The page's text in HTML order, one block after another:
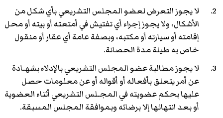
لا يجوز التعرض لعضو المجلس التشريعي بأي شكل من
الأشكال، ولا يجوز إجراء أي تفتيش في أمتعته أو بيته أو محل
إقامته أو سيارته أو مكتبه، وبصفة عامة أي عقار أو منقول
خاص به طيلة مدة الحصانة.
لا يجوز مطالبة عضو المجلس التشريعي بالإدلاء بشهـادة
عن أمر يتعلق بأفعاله أو أقواله أو عن معلومات حصل
عليها بحكم عضويته في المجـلس التشريعي أثناء العضوية
أو بعد انتهائها إلا برضائه وبموافقة المجلس المسبقة.